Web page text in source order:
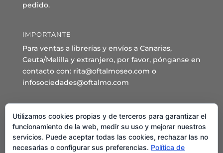
pedido.
IMPORTANTE
Para ventas a librerías y envíos a Canarias,
Ceuta/Melilla y extranjero, por favor, pónganse en
contacto con: rita@oftalmoseo.com o
infosociedades@oftalmo.com
Sede Administrativa y Secretaría General
C/ Arcipreste de Hita 14 – 1º Derecha.
28015 – Madrid
Teléfono: 91 544 80 35 - 91 544 58 79
Utilizamos cookies propias y de terceros para garantizar el
funcionamiento de la web, medir su uso y mejorar nuestros
servicios. Puede aceptar todas las cookies, rechazar las no
necesarias o configurar sus preferencias. Política de